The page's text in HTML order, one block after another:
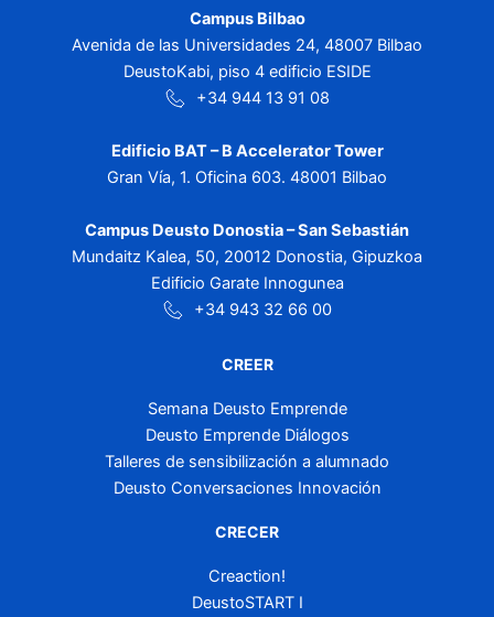
Campus Bilbao
Avenida de las Universidades 24, 48007 Bilbao
DeustoKabi, piso 4 edificio ESIDE
+34 944 13 91 08
Edificio BAT – B Accelerator Tower
Gran Vía, 1. Oficina 603. 48001 Bilbao
Campus Deusto Donostia – San Sebastián
Mundaitz Kalea, 50, 20012 Donostia, Gipuzkoa
Edificio Garate Innogunea
+34 943 32 66 00
CREER
Semana Deusto Emprende
Deusto Emprende Diálogos
Talleres de sensibilización a alumnado
Deusto Conversaciones Innovación
CRECER
Creaction!
DeustoSTART I